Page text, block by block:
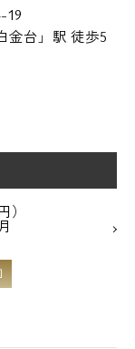
19
金台」駅 徒歩5
）